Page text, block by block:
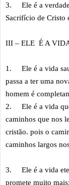
3.
Ele é a
Sacrifício de Cristo
III – ELE É A
1.
Ele é a vida
passa a ter uma
homem é
2.
Ele é a vida
caminhos que nos
cristão. pois o
caminhos largos
3.
Ele é a vida
promete muito